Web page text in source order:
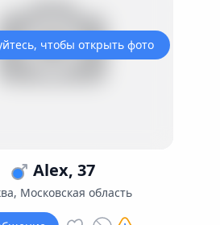
чтобы открыть фото
Alex, 37
Московская область